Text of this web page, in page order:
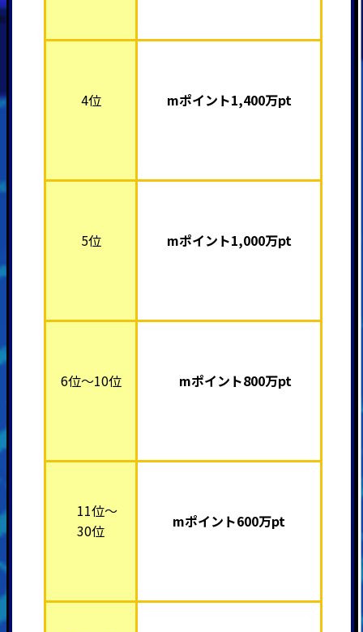
4位 mポイント1,400万pt
5位 mポイント1,000万pt
6位～10位 mポイント800万pt
11位～
30位
mポイント600万pt